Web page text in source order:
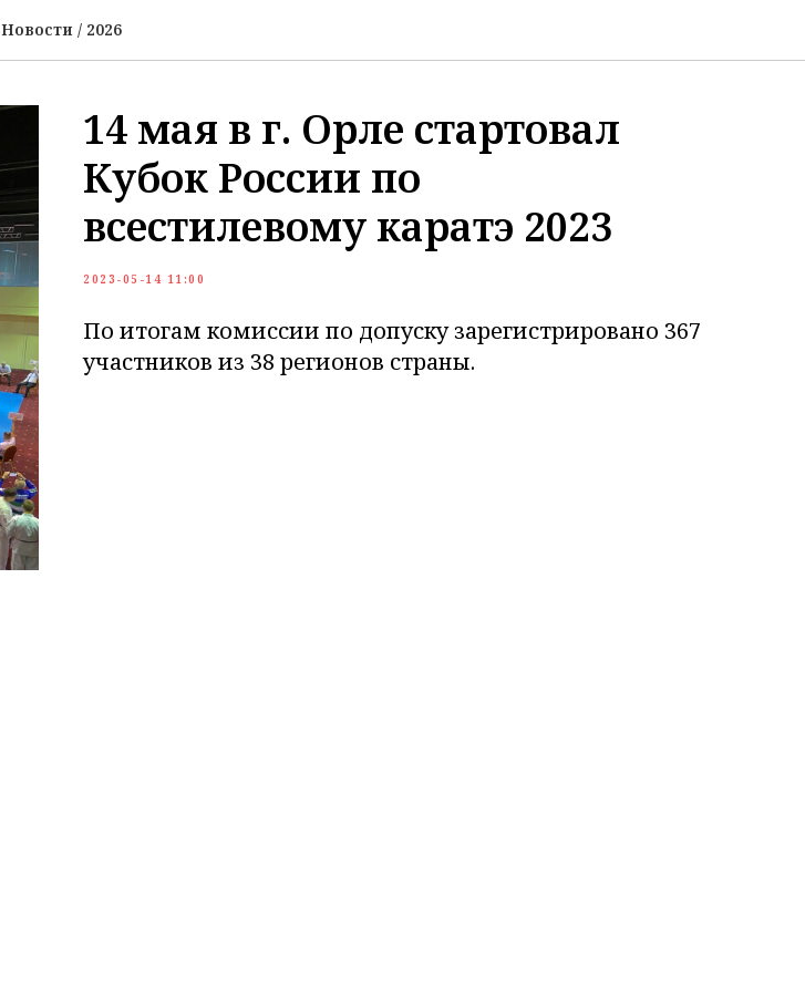
Новости / 2026
14 мая в г. Орле стартовал
Кубок России по
всестилевому каратэ 2023
2023-05-14 11:00
По итогам комиссии по допуску зарегистрировано 367
участников из 38 регионов страны.